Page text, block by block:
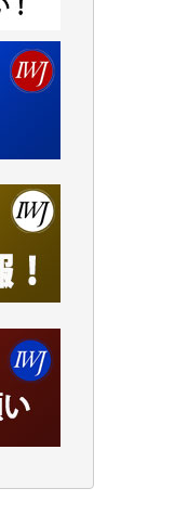
会員
ラマ
が失
病気
カン
記事
タビ